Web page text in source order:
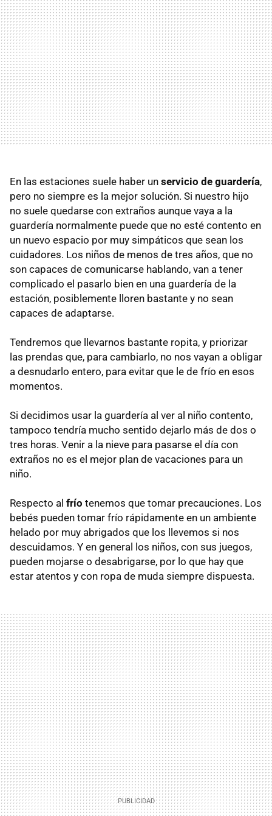
En las estaciones suele haber un servicio de guardería,
pero no siempre es la mejor solución. Si nuestro hijo
no suele quedarse con extraños aunque vaya a la
guardería normalmente puede que no esté contento en
un nuevo espacio por muy simpáticos que sean los
cuidadores. Los niños de menos de tres años, que no
son capaces de comunicarse hablando, van a tener
complicado el pasarlo bien en una guardería de la
estación, posiblemente lloren bastante y no sean
capaces de adaptarse.
Tendremos que llevarnos bastante ropita, y priorizar
las prendas que, para cambiarlo, no nos vayan a obligar
a desnudarlo entero, para evitar que le de frío en esos
momentos.
Si decidimos usar la guardería al ver al niño contento,
tampoco tendría mucho sentido dejarlo más de dos o
tres horas. Venir a la nieve para pasarse el día con
extraños no es el mejor plan de vacaciones para un
niño.
Respecto al frío tenemos que tomar precauciones. Los
bebés pueden tomar frío rápidamente en un ambiente
helado por muy abrigados que los llevemos si nos
descuidamos. Y en general los niños, con sus juegos,
pueden mojarse o desabrigarse, por lo que hay que
estar atentos y con ropa de muda siempre dispuesta.